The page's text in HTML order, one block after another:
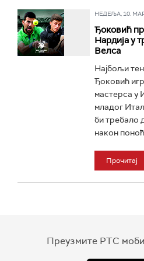
НЕДЕЉА, 10. МАР
Ђоковић
Нардија у
Велса
Најбољи
Ђоковић
мастерса у
младог
би требало
након
Прочитај
Преузмите РТС